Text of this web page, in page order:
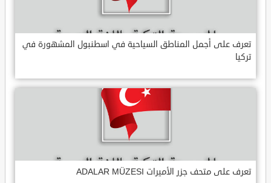
تعرف على أجمل المناطق السياحية في اسطنبول المشهورة في
تركيا
تعرف على متحف جزر الأميرات ADALAR MÜZESI